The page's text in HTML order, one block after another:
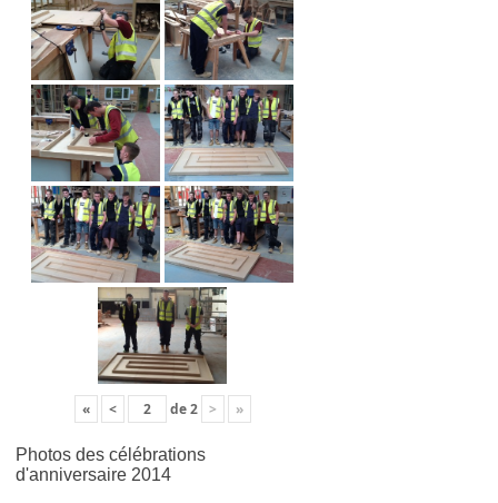
« < de2 > »
Photos des célébrations
d'anniversaire 2014